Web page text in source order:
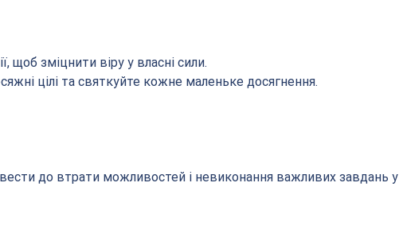
щоб зміцнити віру у власні сили.
цілі та святкуйте кожне маленьке досягнення.
до втрати можливостей і невиконання важливих завдань у